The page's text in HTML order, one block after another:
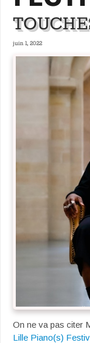
juin 1, 2022
On ne va pas citer
Lille Piano(s)